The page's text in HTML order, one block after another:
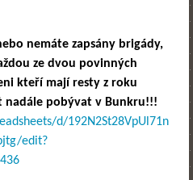
nemáte zapsány brigády,
ze dvou povinných
kteří mají resty z roku
nadále pobývat v Bunkru!!!
d/192N2St28VpUl71n
edit?